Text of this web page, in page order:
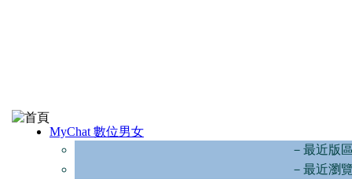
MyChat 數位男女
－最近版
－最近瀏